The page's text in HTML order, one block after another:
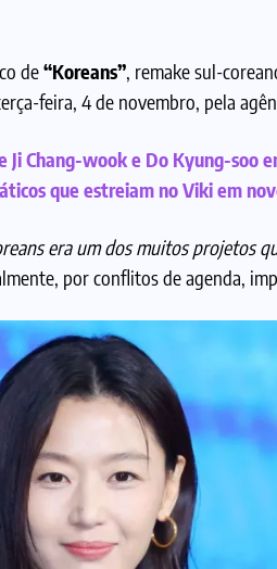
de“Koreans”, remake sul-
feira, 4 de novembro, pela
Ji Chang-wook e Do Kyung-soo
que estreiam no Viki em
era um dos muitos projetos
por conflitos de agenda,